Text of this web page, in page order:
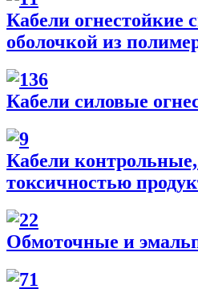
Кабели огнестойкие
оболочкой из
Кабели силовые
Кабели
токсичностью
Обмоточные и